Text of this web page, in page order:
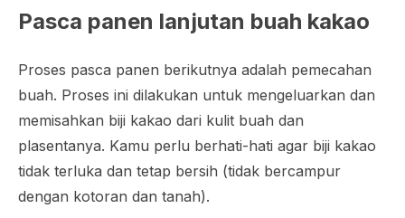
Pasca panen lanjutan buah kakao
Proses pasca panen berikutnya adalah pemecahan
buah. Proses ini dilakukan untuk mengeluarkan dan
memisahkan biji kakao dari kulit buah dan
plasentanya. Kamu perlu berhati-hati agar biji kakao
tidak terluka dan tetap bersih (tidak bercampur
dengan kotoran dan tanah).